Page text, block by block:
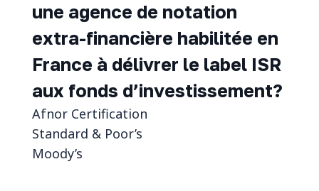
une agence de notation
extra-financière habilitée en
France à délivrer le label ISR
aux fonds d’investissement?
Afnor Certification
Standard & Poor’s
Moody’s